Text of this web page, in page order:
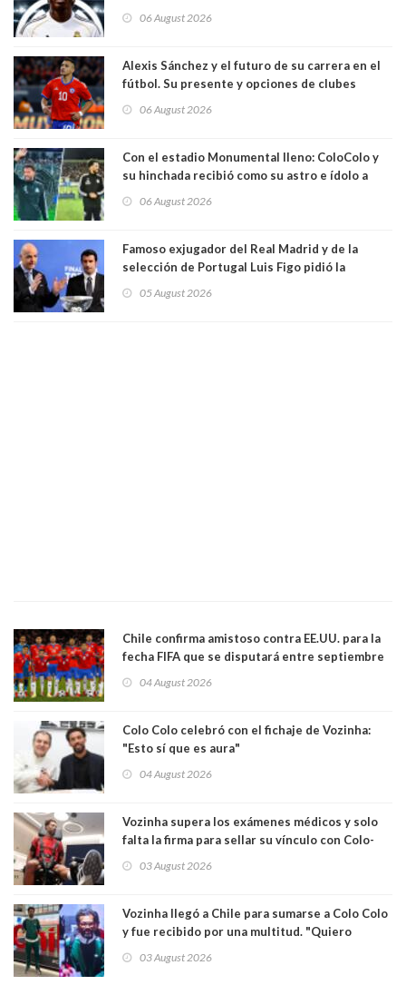
06 August 2026
Alexis Sánchez y el futuro de su carrera en el
fútbol. Su presente y opciones de clubes
06 August 2026
Con el estadio Monumental lleno: ColoColo y
su hinchada recibió como su astro e ídolo a
06 August 2026
Famoso exjugador del Real Madrid y de la
selección de Portugal Luis Figo pidió la
comportamiento más bajo y cobarde que he
05 August 2026
Chile confirma amistoso contra EE.UU. para la
fecha FIFA que se disputará entre septiembre
04 August 2026
Colo Colo celebró con el fichaje de Vozinha:
"Esto sí que es aura"
04 August 2026
Vozinha supera los exámenes médicos y solo
falta la firma para sellar su vínculo con Colo-
03 August 2026
Vozinha llegó a Chile para sumarse a Colo Colo
y fue recibido por una multitud. "Quiero
hinchas"
03 August 2026